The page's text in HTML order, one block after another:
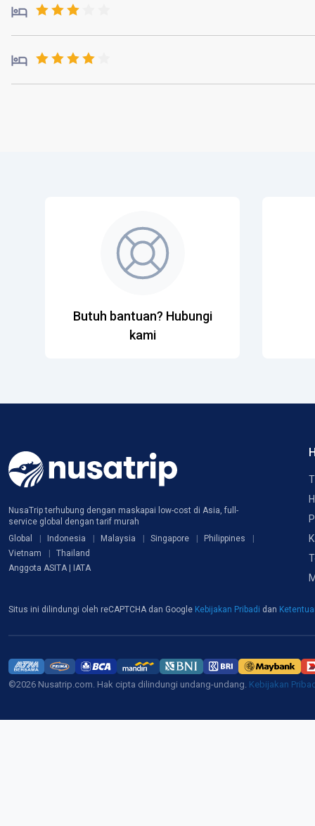
Butuh bantuan? Hubungi
kami
NusaTrip terhubung dengan maskapai low-cost di Asia, full-
service global dengan tarif murah
Global
Indonesia Malaysia Singapore
Philippines
Vietnam
Thailand
Anggota ASITA | IATA
Situs ini dilindungi oleh reCAPTCHA dan Google Kebijakan Pribadi dan
©2026 Nusatrip.com. Hak cipta dilindungi undang-undang. Kebijakan